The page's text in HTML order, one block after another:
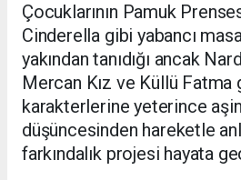
Çocuklarının Pamuk
Cinderella gibi yabancı
yakından tanıdığı ancak
Mercan Kız ve Küllü Fatma
karakterlerine yeterince
düşüncesinden hareketle
farkındalık projesi hayata